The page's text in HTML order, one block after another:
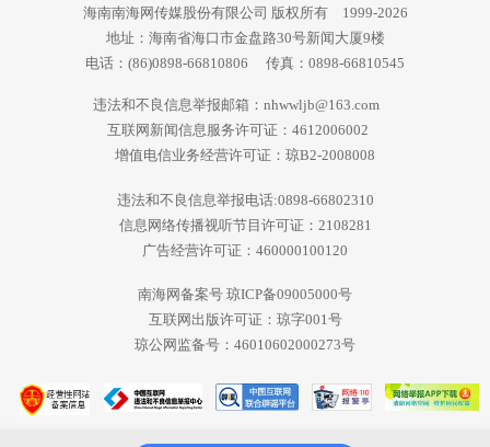
海南南海网传媒股份有限公司 版权所有 1999-2026
地址：海南省海口市金盘路30号新闻大厦9楼
电话：(86)0898-66810806 传真：0898-66810545
违法和不良信息举报邮箱：nhwwljb@163.com
互联网新闻信息服务许可证：4612006002
增值电信业务经营许可证：琼B2-2008008
违法和不良信息举报电话:0898-66802310
信息网络传播视听节目许可证：2108281
广告经营许可证：460000100120
南海网备案号 琼ICP备09005000号
互联网出版许可证：琼字001号
琼公网监备号：46010602000273号